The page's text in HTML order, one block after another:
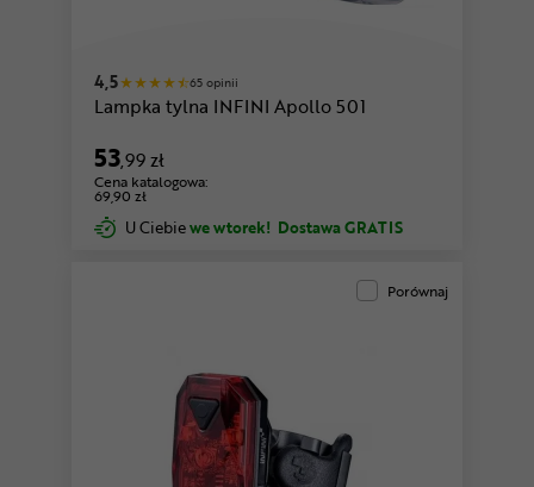
4,5 65 opinii
Lampka tylna INFINI Apollo 501
53,99 zł
Cena katalogowa:
69,90 zł
U Ciebiewe wtorek! Dostawa GRATIS
Porównaj